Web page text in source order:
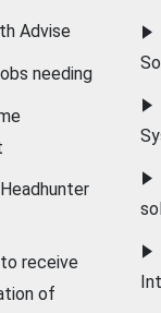
Advise
needing
receive
of